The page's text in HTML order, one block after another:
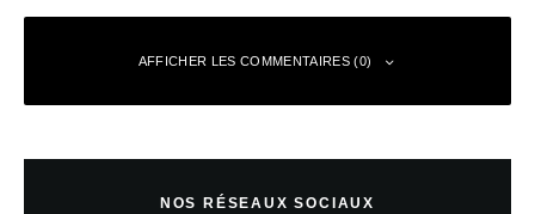
AFFICHER LES COMMENTAIRES (0)
NOS RÉSEAUX SOCIAUX